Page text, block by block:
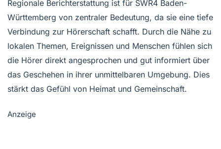
Regionale Berichterstattung ist für SWR4 Baden-
Württemberg von zentraler Bedeutung, da sie eine tiefe
Verbindung zur Hörerschaft schafft. Durch die Nähe zu
lokalen Themen, Ereignissen und Menschen fühlen sich
die Hörer direkt angesprochen und gut informiert über
das Geschehen in ihrer unmittelbaren Umgebung. Dies
stärkt das Gefühl von Heimat und Gemeinschaft.
Anzeige